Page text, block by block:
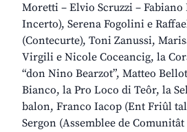
Moretti – Elvio Scruzzi –
Incerto), Serena Fogolini e
(Contecurte), Toni Zanussi,
Virgili e Nicole Coceancig, la
“don Nino Bearzot”, Matteo
Bianco, la Pro Loco di Teôr, la
balon, Franco Iacop (Ent Friûl
Sergon (Assemblee de